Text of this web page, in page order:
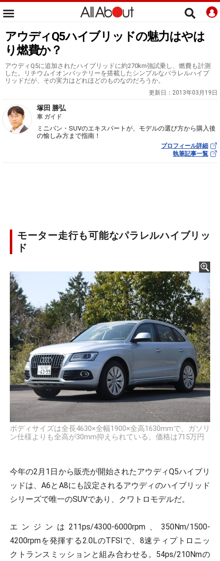
アウディQ5ハイブリッドの魅力はやは
り燃費か？
アウディQ5に追加されたハイブリッドに約270km強試乗し、燃費も計測
した。リチウムイオンバッテリーを搭載したシンプルなパラレルハイブ
リッドだが、その実力はどれほどのものなのだろうか。
更新日： 2013年03月19日
塚田 勝弘
車 ガイド
ミニバン・SUVのエキスパートが、モデルの選び方から購入後
の愉しみ方まで指南！
プロフィール詳細
執筆記事一覧
モーター走行も可能なパラレルハイブリッ
ド
ボディサイズは全長4630×全幅1900×全高1630mmで、ガソリ
ン仕様よりも全高が30mm抑えられている。価格は715万円
今年の2月1日から販売が開始されたアウディQ5ハイブリ
ッドは、A6とA8にも設定されるアウディのハイブリッド
シリーズで唯一のSUVであり、クワトロモデルだ。
エンジンは211ps/4300-6000rpm、350Nm/1500-
4200rpmを発揮する2.0LのTFSIで、8速ティプトロニッ
クトランスミッションと組み合わせる。54ps/210Nmの